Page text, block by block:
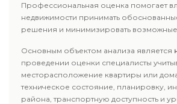
Профессиональная оценка помогает
недвижимости принимать
решения и минимизировать
Основным объектом анализа является
проведении оценки специалисты
месторасположение квартиры или
техническое состояние, планировку,
района, транспортную доступность и